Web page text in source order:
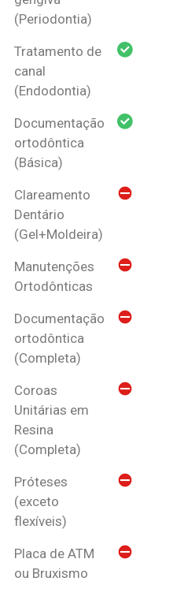
(Periodontia)
Tratamento de
canal
(Endodontia)
Documentação
ortodôntica
(Básica)
Clareamento
Dentário
(Gel+Moldeira)
Manutenções
Ortodônticas
Documentação
ortodôntica
(Completa)
Coroas
Unitárias em
Resina
(Completa)
Próteses
(exceto
flexíveis)
Placa de ATM
ou Bruxismo